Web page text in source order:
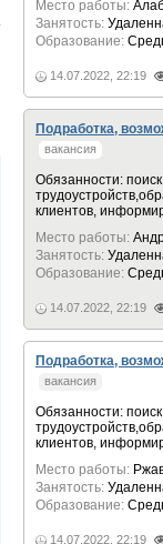
Место работы:
Занятость:
Образование:
14.07.2022, 22:19
Подработка,
вакансия
Обязанности:
клиентов,
Место работы:
Занятость:
Образование:
14.07.2022, 22:19
Подработка,
вакансия
Обязанности:
клиентов,
Место работы:
Занятость:
Образование:
14.07.2022, 22:19